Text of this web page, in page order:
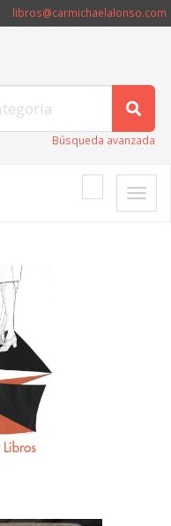
libros@carmichaelalonso.com
Búsqueda avanzada
Toggle